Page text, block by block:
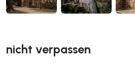
nicht verpassen